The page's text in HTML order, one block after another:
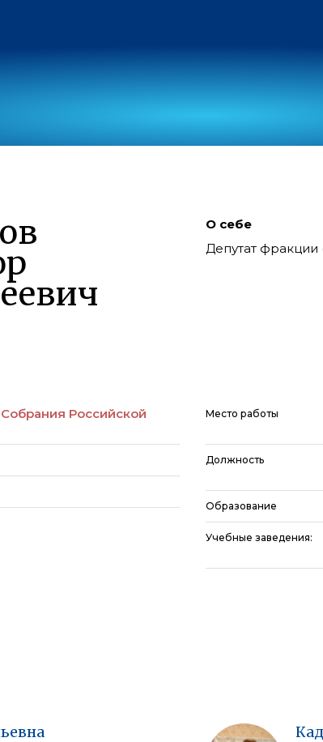
О себе
Депутат
Российской
Место работы
Должность
Образование
Учебные заведения: